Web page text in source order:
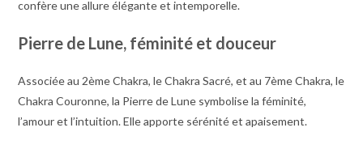
confère une allure élégante et intemporelle.
Pierre de Lune, féminité et douceur
Associée au 2ème Chakra, le Chakra Sacré, et au 7ème Chakra, le
Chakra Couronne, la Pierre de Lune symbolise la féminité,
l’amour et l’intuition. Elle apporte sérénité et apaisement.